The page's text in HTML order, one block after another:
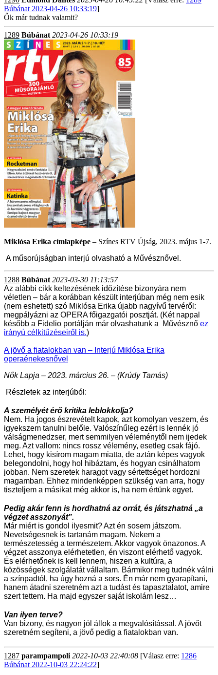
Búbánat 2023-04-26 10:33:19]
Ők már tudnak valamit?
1289 Búbánat 2023-04-26 10:33:19
Miklósa Erika címlapképe – Színes RTV Újság, 2023. május 1-7.
A műsorújságban interjú olvasható a Művésznővel.
1288 Búbánat 2023-03-30 11:13:57
Az alábbi cikk keltezésének időzítése bizonyára nem
véletlen – bár a korábban készült interjúban még nem esik
(nem eshetett) szó Miklósa Erika újabb nagyívű tervéről:
megpályázni az OPERA főigazgatói posztját. (Két nappal
később a Fidelio portálján már olvashatunk a Művésznő ez
irányú célkitűzéseiről is.)
A jövő a fiatalokban van – Interjú Miklósa Erika
operaénekesnővel
Nők Lapja – 2023. március 26. – (Krúdy Tamás)
Részletek az interjúból:
A személyét érő kritika leblokkolja?
Nem. Ha jogos észrevételt kapok, azt komolyan veszem, és
igyekszem tanulni belőle. Valószínűleg ezért is lennék jó
válságmenedzser, mert semmilyen véleménytől nem ijedek
meg. Azt vallom: nincs rossz vélemény, esetleg csak fájó.
Lehet, hogy kisírom magam miatta, de aztán képes vagyok
belegondolni, hogy hol hibáztam, és hogyan csinálhatom
jobban. Nem szeretek haragot vagy sértettséget hordozni
magamban. Ehhez mindenképpen szükség van arra, hogy
tiszteljem a másikat még akkor is, ha nem értünk egyet.
Pedig akár fenn is hordhatná az orrát, és játszhatná „a
végzet asszonyát”.
Már miért is gondol ilyesmit? Azt én sosem játszom.
Nevetségesnek is tartanám magam. Nekem a
természetesség a természetem. Akkor vagyok önazonos. A
végzet asszonya elérhetetlen, én viszont elérhető vagyok.
És elérhetőnek is kell lennem, hiszen a kultúra, a
közösségek szolgálatát vállaltam. Bármikor meg tudnék válni
a színpadtól, ha úgy hozná a sors. Én már nem gyarapítani,
hanem átadni szeretném azt a tudást és tapasztalatot, amire
szert tettem. Ha majd egyszer saját iskolám lesz…
Van ilyen terve?
Van bizony, és nagyon jól állok a megvalósítással. A jövőt
szeretném segíteni, a jövő pedig a fiatalokban van.
1287 parampampoli 2022-10-03 22:40:08 [Válasz erre: 1286
Búbánat 2022-10-03 22:24:22]